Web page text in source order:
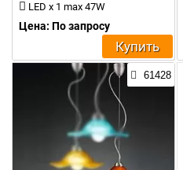
LED x 1 max 47W
Цена: По запросу
Купить
61428